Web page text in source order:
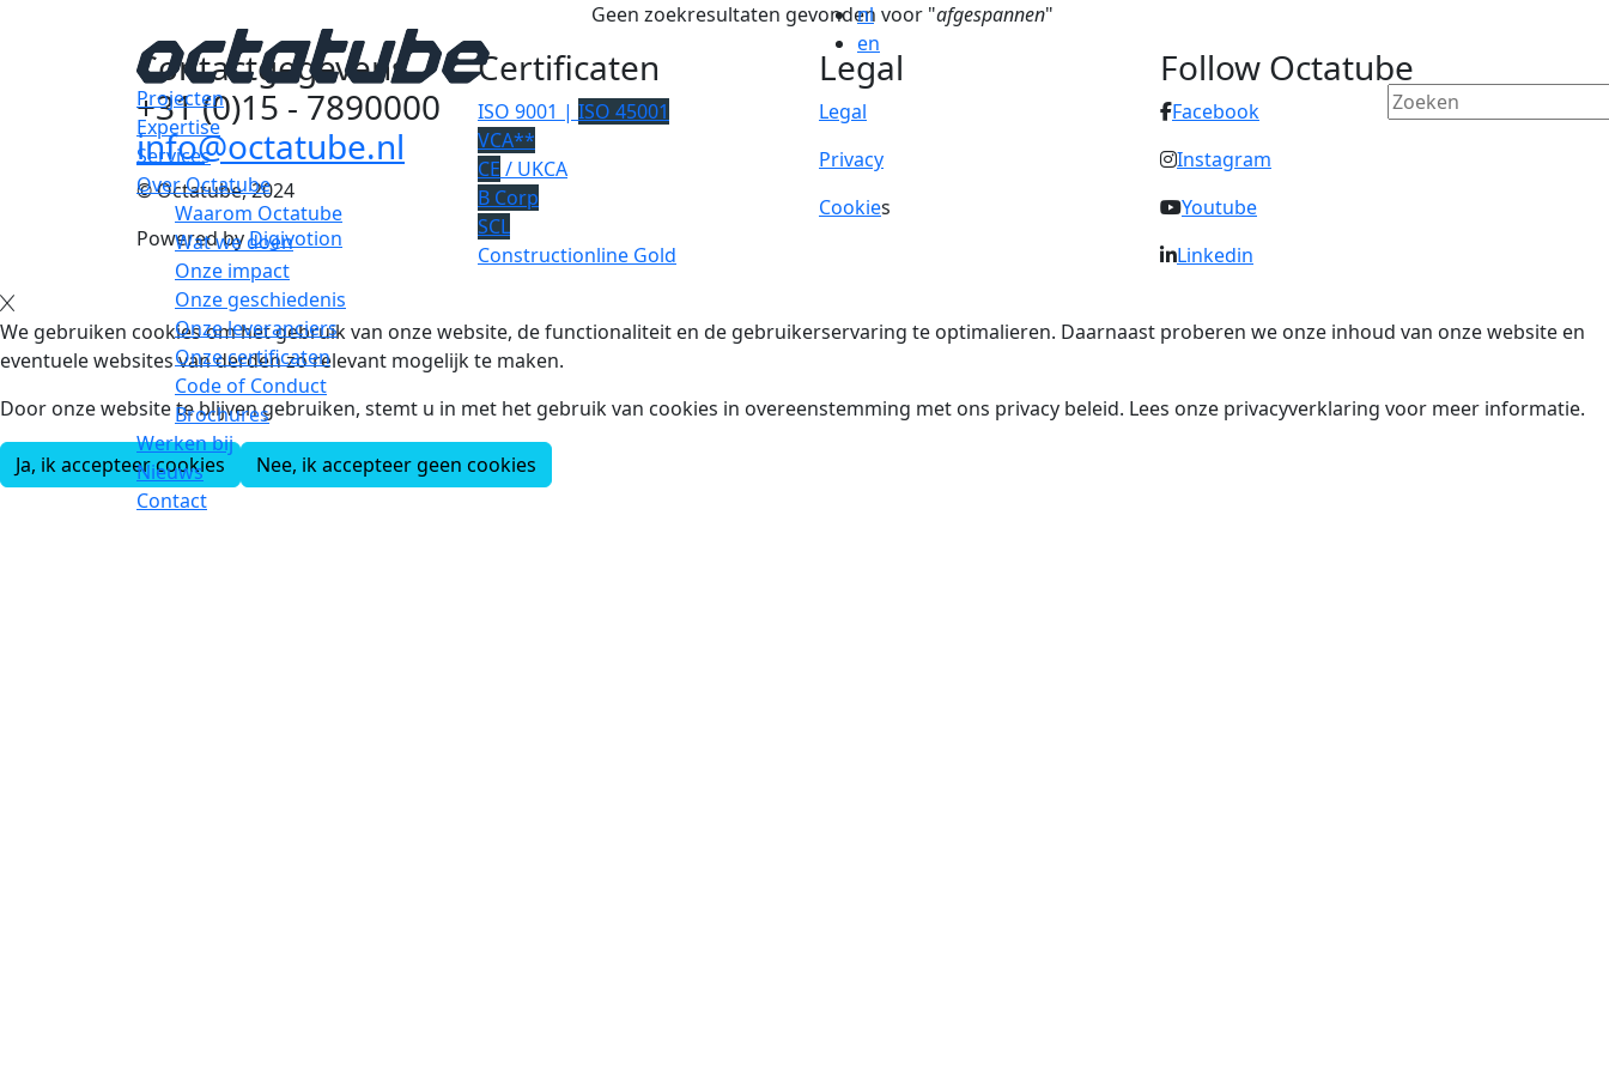
nl
en
Projecten
Expertise
Services
Over Octatube
Waarom Octatube
Wat we doen
Onze impact
Onze geschiedenis
Onze leveranciers
Onze certificaten
Code of Conduct
Brochures
Werken bij
Nieuws
Contact
Geen zoekresultaten gevonden voor "afgespannen"
Contactgegevens
+31 (0)15 - 7890000
info@octatube.nl
© Octatube, 2024
Powered byDigivotion
Certificaten
ISO 9001 | ISO 45001
VCA**
CE / UKCA
B Corp
SCL
Constructionline Gold
Legal
Legal
Privacy
Cookies
Follow Octatube
Facebook
Instagram
Youtube
Linkedin
We gebruiken cookies om het gebruik van onze website, de functionaliteit en de gebruikerservaring te optimalieren. Daarnaast proberen we onze inhoud van onze website en
eventuele websites van derden zo relevant mogelijk te maken.
Door onze website te blijven gebruiken, stemt u in met het gebruik van cookies in overeenstemming met ons privacy beleid. Lees onze privacyverklaring voor meer informatie.
Ja, ik accepteer cookies Nee, ik accepteer geen cookies